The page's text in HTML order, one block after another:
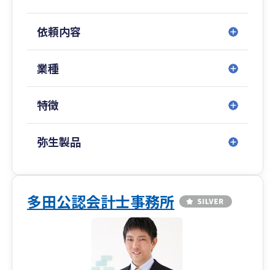
また、在職中に大学院に進学し、働きながら税法
を専門的に研究。学術的知見と現場での実務経験
の両面から、より深いご提案を行えることを強み
対応可能な会計ソフトは弥生会計、会計王、
freee、マネーフォワード、TKC、勘定奉行など多
岐にわたり、クラウド型会計ソフトの導入支援や
「相談しやすい」「説明がわかりやすい」「レス
ポンスが早い」と言っていただけることが多く、
税務顧問として安心して任せられるパートナーを
目指しております。
依頼内容
業種
特徴
弥生製品
多田公認会計士事務所